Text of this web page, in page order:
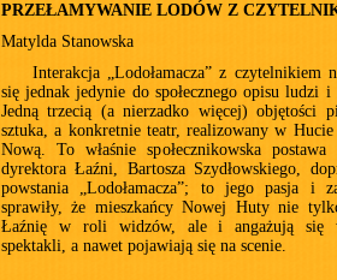
PRZEŁAMYWANIE LODÓW Z
Matylda Stanowska
Interakcja „Lodołamacza” z czytelnikiem
się jednak jedynie do społecznego opisu ludzi i
Jedną trzecią (a nierzadko więcej) objętości
sztuka, a konkretnie teatr, realizowany w
Nową. To właśnie społecznikowska postawa
dyrektora Łaźni, Bartosza Szydłowskiego,
powstania „Lodołamacza”; to jego pasja i
sprawiły, że mieszkańcy Nowej Huty nie
Łaźnię w roli widzów, ale i angażują się
spektakli, a nawet pojawiają się na scenie.